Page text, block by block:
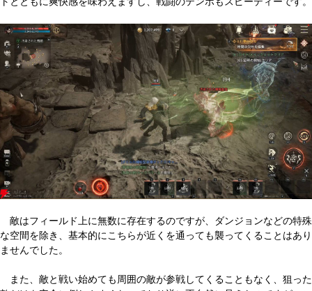
敵はフィールド上に無数に存在するのですが、ダンジョンなどの特殊
な空間を除き、基本的にこちらが近くを通っても襲ってくることはあり
ませんでした。
また、敵と戦い始めても周囲の敵が参戦してくることもなく、狙った